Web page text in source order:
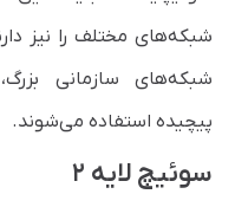
شبکه‌های مختلف را نیز
شبکه‌های سازمانی
پیچیده استفاده می‌شوند.
سوئیچ لایه ۲